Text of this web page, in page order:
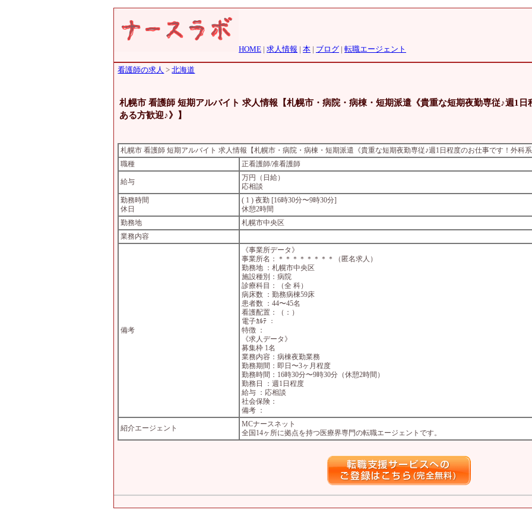
HOME | 求人情報 | 本 | ブログ | 転職エージェント
看護師の求人 >北海道
札幌市 看護師 短期アルバイト 求人情報【札幌市・病院・病棟・短期派遣《貴重な短期夜勤専従♪週1
ある方歓迎♪》】
札幌市 看護師 短期アルバイト 求人情報【札幌市・病院・病棟・短期派遣《貴重な短期夜勤専従♪週1日程度のお仕事です！外科系
職種
正看護師/准看護師
給与
万円（日給）
応相談
勤務時間
休日
( 1 ) 夜勤 [16時30分〜9時30分]
休憩2時間
勤務地
札幌市中央区
業務内容
備考
《事業所データ》
事業所名：＊＊＊＊＊＊＊＊（匿名求人）
勤務地 ：札幌市中央区
施設種別：病院
診療科目：（全 科）
病床数 ：勤務病棟59床
患者数 ：44〜45名
看護配置：（：）
電子ｶﾙﾃ ：
特徴 ：
《求人データ》
募集枠 1名
業務内容：病棟夜勤業務
勤務期間：即日〜3ヶ月程度
勤務時間：16時30分〜9時30分（休憩2時間）
勤務日 ：週1日程度
給与 ：応相談
社会保険：
備考 ：
紹介エージェント
MCナースネット
全国14ヶ所に拠点を持つ医療界専門の転職エージェントです。